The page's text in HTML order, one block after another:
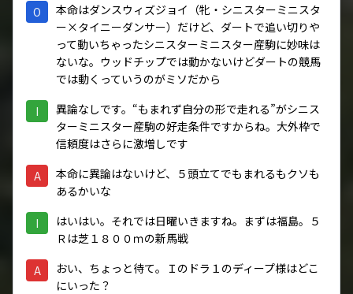
O
本命はダンスウィズジョイ（牝・シニスターミニスタ
ー×タイニーダンサー）だけど、ダートで追い切りや
って動いちゃったシニスターミニスター産駒に妙味は
ないな。ウッドチップでは動かないけどダートの競馬
では動くっていうのがミソだから
I
異論なしです。“もまれず自分の形で走れる”がシニス
ターミニスター産駒の好走条件ですからね。大外枠で
信頼度はさらに激増しです
A
本命に異論はないけど、５頭立てでもまれるもクソも
あるかいな
I
はいはい。それでは日曜いきますね。まずは福島。５
Ｒは芝１８００ｍの新馬戦
A
おい、ちょっと待て。Ｉのドラ１のディープ様はどこ
にいった？